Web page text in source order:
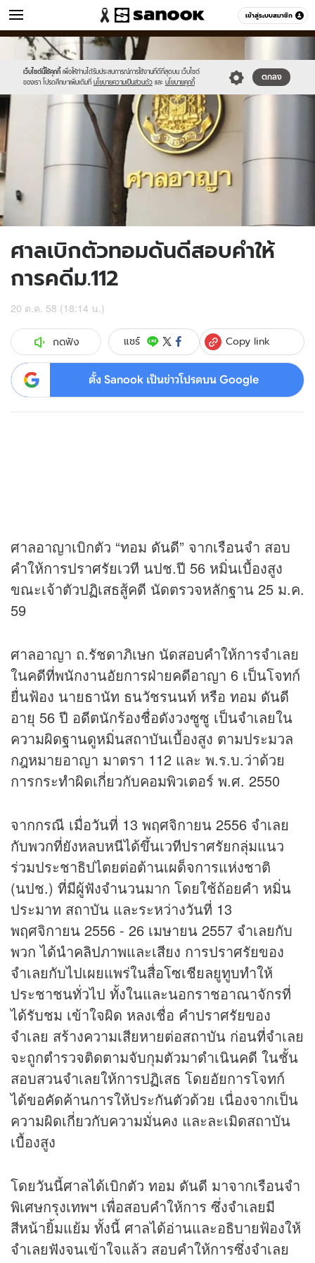
เข้าสู่ระบบสมาชิก
ข่าว หมวดอื่นๆ
เว็บไซต์นี้ใช้คุกกี้ เพื่อให้ท่านได้รับประสบการณ์การใช้งานที่ดีที่สุดบน เว็บไซต์
ของเรา โปรดศึกษาเพิ่มเติมที่ นโยบายความเป็นส่วนตัว และ นโยบายคุกกี้
ตกลง
Sanook
//s.isanook.com/sr/0/images/logo-
new-
sanook.png
600
60
//s.isanook.com/ns/0/ud/377/1885686/653684-
01.jpg
ศาลเบิกตัวทอมดันดีสอบคำให้
การคดีม.112
20 ต.ค. 58 (18:14 น.)
กดฟัง แชร์ Copy link
ตั้ง Sanook เป็นข่าวโปรดบน Google
ศาลอาญาเบิกตัว “ทอม ดันดี” จากเรือนจำ สอบ
คำให้การปราศรัยเวที นปช.ปี 56 หมิ่นเบื้องสูง
ขณะเจ้าตัวปฏิเสธสู้คดี นัดตรวจหลักฐาน 25 ม.ค.
59
ศาลอาญา ถ.รัชดาภิเษก นัดสอบคำให้การจำเลย
ในคดีที่พนักงานอัยการฝ่ายคดีอาญา 6 เป็นโจทก์
ยื่นฟ้อง นายธานัท ธนวัชรนนท์ หรือ ทอม ดันดี
อายุ 56 ปี อดีตนักร้องชื่อดังวงซูซู เป็นจำเลยใน
ความผิดฐานดูหมิ่นสถาบันเบื้องสูง ตามประมวล
กฎหมายอาญา มาตรา 112 และ พ.ร.บ.ว่าด้วย
การกระทำผิดเกี่ยวกับคอมพิวเตอร์ พ.ศ. 2550
จากกรณี เมื่อวันที่ 13 พฤศจิกายน 2556 จำเลย
กับพวกที่ยังหลบหนีได้ขึ้นเวทีปราศรัยกลุ่มแนว
ร่วมประชาธิปไตยต่อต้านเผด็จการแห่งชาติ
(นปช.) ที่มีผู้ฟังจำนวนมาก โดยใช้ถ้อยคำ หมิ่น
ประมาท สถาบัน และระหว่างวันที่ 13
พฤศจิกายน 2556 - 26 เมษายน 2557 จำเลยกับ
พวก ได้นำคลิปภาพและเสียง การปราศรัยของ
จำเลยกับไปเผยแพร่ในสื่อโซเชียลยูทูบทำให้
ประชาชนทั่วไป ทั้งในและนอกราชอาณาจักรที่
ได้รับชม เข้าใจผิด หลงเชื่อ คำปราศรัยของ
จำเลย สร้างความเสียหายต่อสถาบัน ก่อนที่จำเลย
จะถูกตำรวจติดตามจับกุมตัวมาดำเนินคดี ในชั้น
สอบสวนจำเลยให้การปฏิเสธ โดยอัยการโจทก์
ได้ขอคัดค้านการให้ประกันตัวด้วย เนื่องจากเป็น
ความผิดเกี่ยวกับความมั่นคง และละเมิดสถาบัน
เบื้องสูง
โดยวันนี้ศาลได้เบิกตัว ทอม ดันดี มาจากเรือนจำ
พิเศษกรุงเทพฯ เพื่อสอบคำให้การ ซึ่งจำเลยมี
สีหน้ายิ้มแย้ม ทั้งนี้ ศาลได้อ่านและอธิบายฟ้องให้
จำเลยฟังจนเข้าใจแล้ว สอบคำให้การซึ่งจำเลย